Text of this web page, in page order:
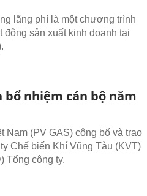
lãng phí là một chương trình
động sản xuất kinh doanh tại
bổ nhiệm cán bộ năm
Nam (PV GAS) công bố và trao
Chế biến Khí Vũng Tàu (KVT)
Tổng công ty.